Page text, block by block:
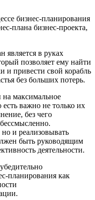
бизнес-планирования
плана бизнес-проекта,
является в руках
позволяет ему найти
и привести свой корабль
без больших потерь.
на максимальное
важно не только их
без чего
и реализовывать
быть руководящим
деятельности.
планирования как